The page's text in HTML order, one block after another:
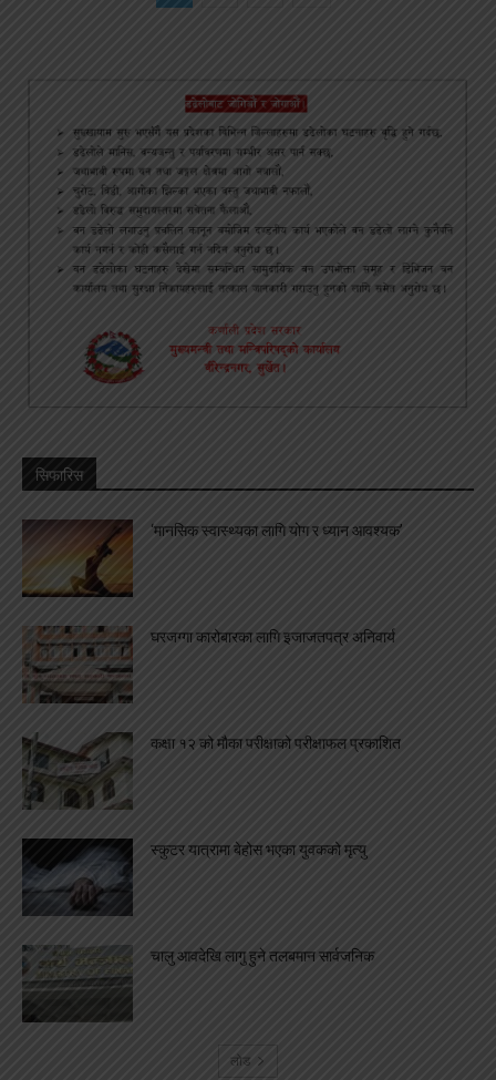
सिफारिस
‘मानसिक स्वास्थ्यका लागि योग र ध्यान आवश्यक’
घरजग्गा कारोबारका लागि इजाजतपत्र अनिवार्य
कक्षा १२ को मौका परीक्षाको परीक्षाफल प्रकाशित
स्कुटर यात्रामा बेहोस भएका युवकको मृत्यु
चालु आवदेखि लागु हुने तलबमान सार्वजनिक
लोड